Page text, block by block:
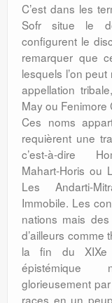
C’est dans les
Sofr situe le
configurent le
remarquer que
lesquels l’on
appellation
May ou Fenimore
Ces noms
requièrent une
c’est-à-dire
Mahart-Horis ou
Les Andarti-
Immobile. Les
nations mais
d’ailleurs comme
la fin du XIXe
épistémique
glorieusement
races en un